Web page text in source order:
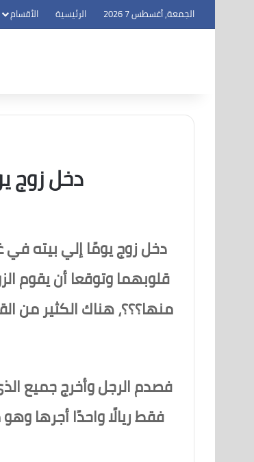
الجمعة, أغسطس 7 2026 الرئيسية الأقسام
دخل زوج
دخل زوج يومًا إلي بيته في
قلوبهما وتوقعا أن يقوم
منها؟؟؟، هناك الكثير من
فصدم الرجل وأخرج جميع
فقط ريالًا واحدًا أجرها